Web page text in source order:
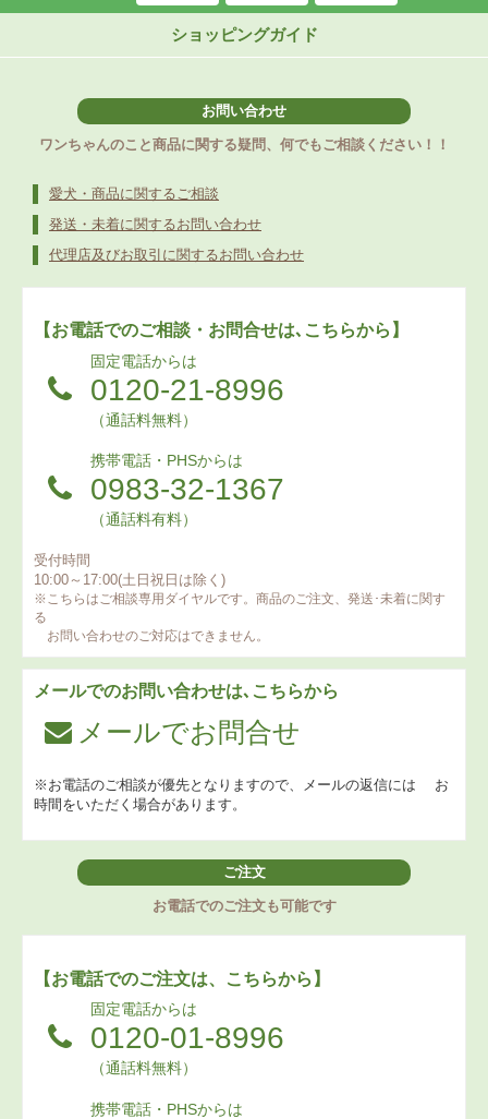
ショッピングガイド
お問い合わせ
ワンちゃんのこと商品に関する疑問、何でもご相談ください！！
愛犬・商品に関するご相談
発送・未着に関するお問い合わせ
代理店及びお取引に関するお問い合わせ
【お電話でのご相談・お問合せは､こちらから】
固定電話からは
0120-21-8996
（通話料無料）
携帯電話・PHSからは
0983-32-1367
（通話料有料）
受付時間
10:00～17:00(土日祝日は除く)
※こちらはご相談専用ダイヤルです。商品のご注文、発送･未着に関す
る
お問い合わせのご対応はできません。
メールでのお問い合わせは､こちらから
メールでお問合せ
※お電話のご相談が優先となりますので、メールの返信には お
時間をいただく場合があります。
ご注文
お電話でのご注文も可能です
【お電話でのご注文は、こちらから】
固定電話からは
0120-01-8996
（通話料無料）
携帯電話・PHSからは